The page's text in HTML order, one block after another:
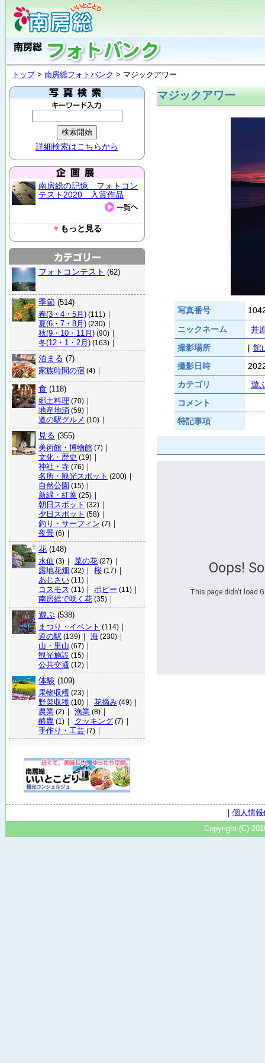
トップ> 南房総フォトバンク > マジックアワー
詳細検索はこちらから
南房総の記憶 フォトコン
テスト2020 入賞作品
▼ もっと見る
フォトコンテスト (62)
季節 (514)
春(3・4・5月) (111) ｜
夏(6・7・8月) (230) ｜
秋(9・10・11月) (90) ｜
冬(12・1・2月) (163) ｜
泊まる (7)
家族時間の宿 (4) ｜
食 (118)
郷土料理 (70) ｜
地産地消 (59) ｜
道の駅グルメ (10) ｜
見る (355)
美術館・博物館 (7) ｜
文化・歴史 (19) ｜
神社・寺 (76) ｜
名所・観光スポット (200) ｜
自然公園 (15) ｜
新緑・紅葉 (25) ｜
朝日スポット (32) ｜
夕日スポット (58) ｜
釣り・サーフィン (7) ｜
夜景 (6) ｜
花 (148)
水仙 (3) ｜ 菜の花 (27) ｜
露地花畑 (32) ｜ 桜 (17) ｜
あじさい (11) ｜
コスモス (11) ｜ ポピー (11) ｜
南房総で咲く花 (35) ｜
遊ぶ (538)
まつり・イベント (114) ｜
道の駅 (139) ｜ 海 (230) ｜
山・里山 (67) ｜
観光施設 (15) ｜
公共交通 (12) ｜
体験 (109)
果物収穫 (23) ｜
野菜収穫 (10) ｜ 花摘み (49) ｜
農業 (2) ｜ 漁業 (8) ｜
酪農 (1) ｜ クッキング (7) ｜
手作り・工芸 (7) ｜
マジックアワー
写真番号
ニックネーム
井
撮影場所
[ 館
撮影日時
カテゴリ
遊
コメント
特記事項
Oops!
This page didn't load
｜ 個人情
Copyright (C)